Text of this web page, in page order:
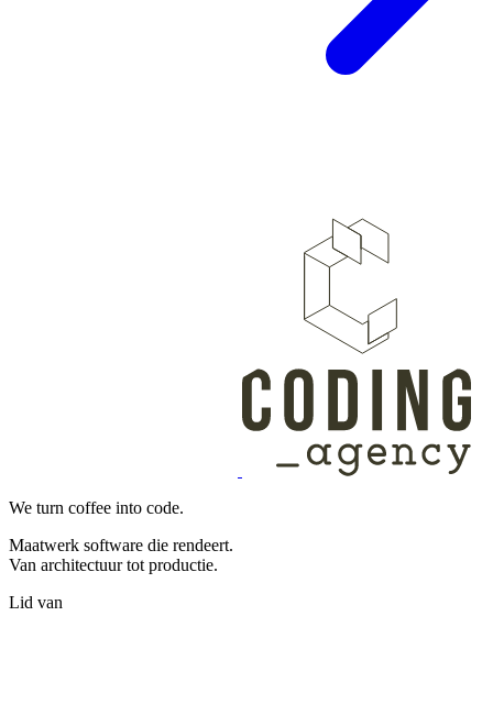
We turn coffee into code.
Maatwerk software die rendeert.
Van architectuur tot productie.
Lid van